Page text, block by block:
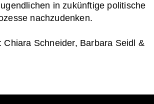
in zukünftige politische
nachzudenken.
Chiara Schneider, Barbara Seidl &